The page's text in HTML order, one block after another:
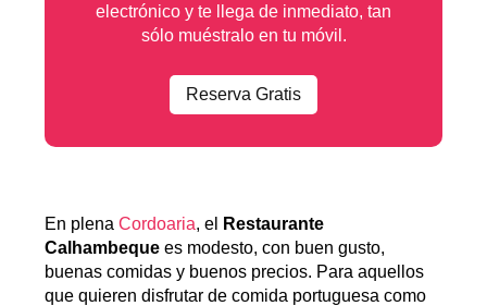
electrónico y te llega de inmediato, tan
sólo muéstralo en tu móvil.
Reserva Gratis
En plenaCordoaria, el
Restaurante
Calhambeque es modesto, con buen gusto,
buenas comidas y buenos precios. Para aquellos
que quieren disfrutar de comida portuguesa como